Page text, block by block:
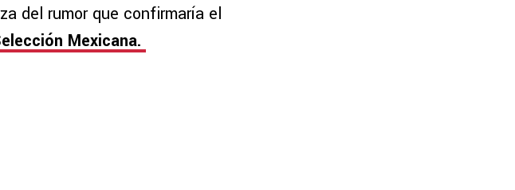
del rumor que confirmaría el
Mexicana.